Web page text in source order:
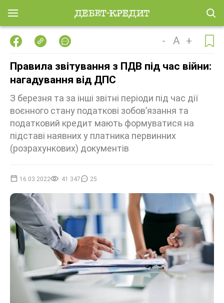
- A +
Правила звітування з ПДВ під час війни:
нагадування від ДПС
З березня та за інші звітні періоди під час дії
воєнного стану податкові зобов’язання та
податковий кредит мають формуватися на
підставі наявних у платника первинних
(розрахункових) документів
16.03.2022 41 347 25